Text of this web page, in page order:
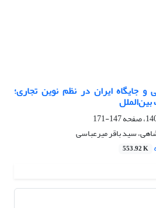
جایگاه ایران در نظم نوین تجاری؛
بین‌الملل
147-171
سید باقر میرعباسی
553.92 K